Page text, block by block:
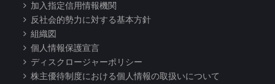
加入指定信用情報機関
反社会的勢力に対する基本方針
組織図
個人情報保護宣言
ディスクロージャーポリシー
株主優待制度における個人情報の取扱いについて